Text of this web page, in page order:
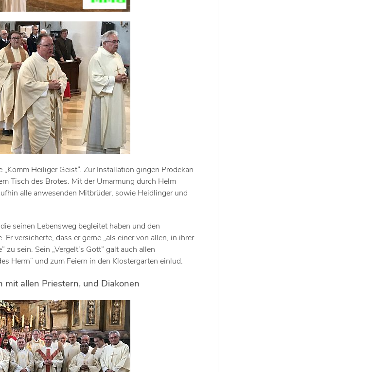
Heiliger Geist“. Zur Installation gingen Prodekan
Tisch des Brotes. Mit der Umarmung durch Helm
alle anwesenden Mitbrüder, sowie Heidlinger und
seinen Lebensweg begleitet haben und den
versicherte, dass er gerne „als einer von allen, in ihrer
zu sein. Sein „Vergelt’s Gott“ galt auch allen
Herrn“ und zum Feiern in den Klostergarten einlud.
allen Priestern, und Diakonen